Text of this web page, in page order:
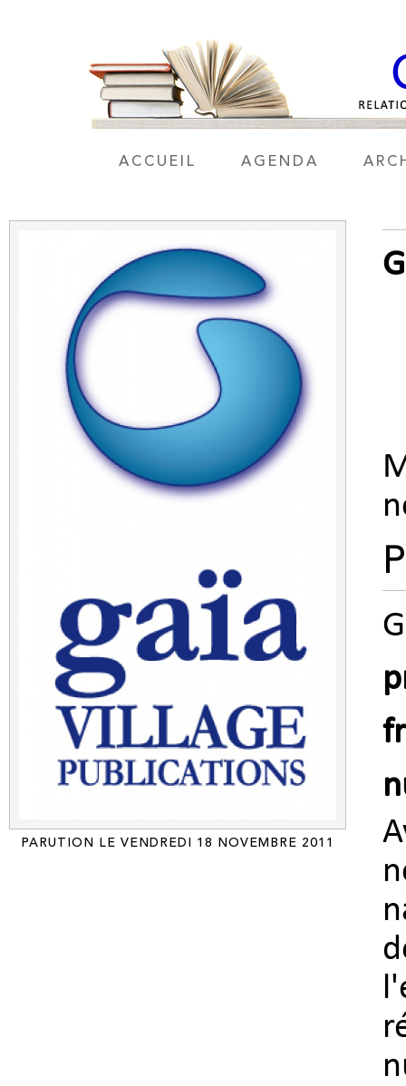
ACCUEIL AGENDA
PARUTION LE VENDREDI 18 NOVEMBRE 2011